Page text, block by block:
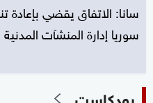
سانا: الاتفاق يقضي بإعادة
سوريا إدارة المنشآت المدنية